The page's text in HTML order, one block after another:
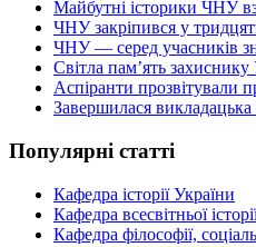
Майбутні історики ЧНУ
ЧНУ закріпився у
ЧНУ — серед учасників
Світла пам’ять
Аспіранти прозвітували
Завершилася викладацька
Популярні статті
Кафедра історії України
Кафедра всесвітньої
Кафедра філософії,